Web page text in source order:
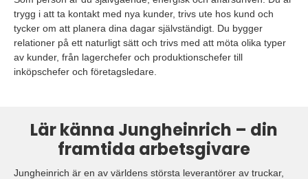
trygg i att ta kontakt med nya kunder, trivs ute hos kund och
tycker om att planera dina dagar självständigt. Du bygger
relationer på ett naturligt sätt och trivs med att möta olika typer
av kunder, från lagerchefer och produktionschefer till
inköpschefer och företagsledare.
Lär känna Jungheinrich – din
framtida arbetsgivare
Jungheinrich är en av världens största leverantörer av truckar,